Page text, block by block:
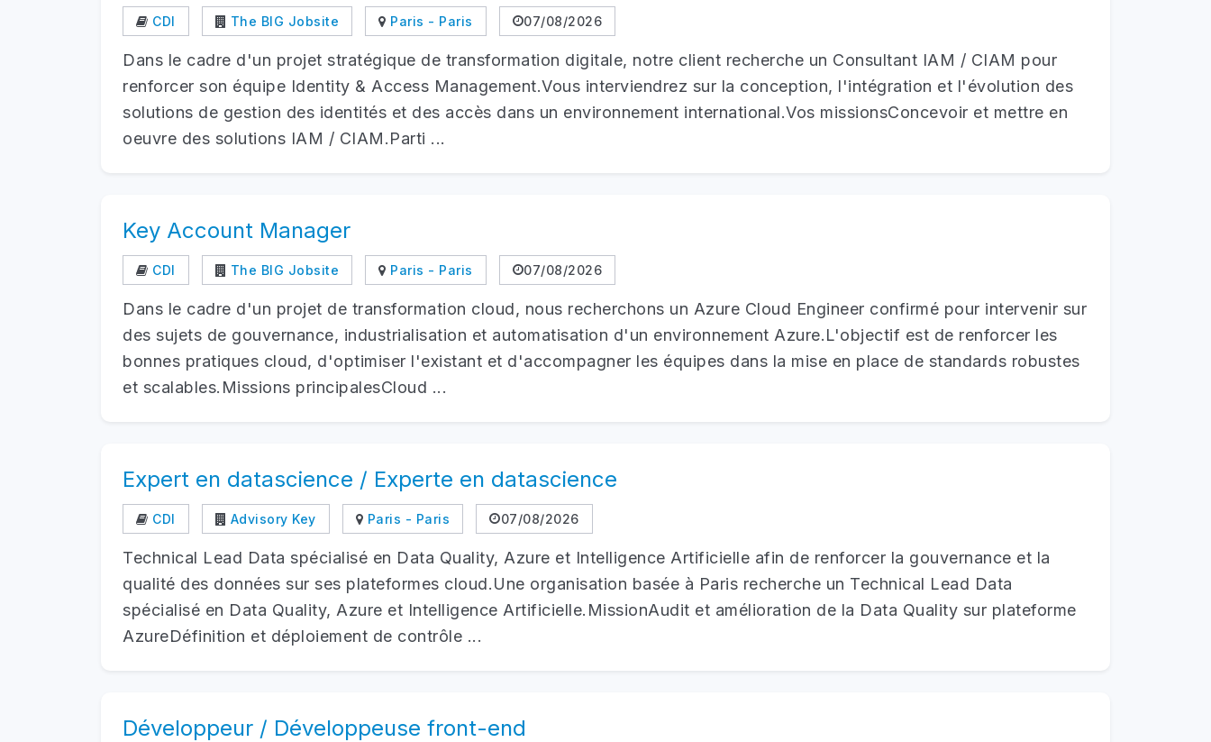
CDI The BIG Jobsite Paris - Paris 07/08/2026
Dans le cadre d'un projet stratégique de transformation digitale, notre client recherche un Consultant IAM / CIAM pour
renforcer son équipe Identity & Access Management.Vous interviendrez sur la conception, l'intégration et l'évolution des
solutions de gestion des identités et des accès dans un environnement international.Vos missionsConcevoir et mettre en
oeuvre des solutions IAM / CIAM.Parti ...
Key Account Manager
CDI The BIG Jobsite Paris - Paris 07/08/2026
Dans le cadre d'un projet de transformation cloud, nous recherchons un Azure Cloud Engineer confirmé pour intervenir sur
des sujets de gouvernance, industrialisation et automatisation d'un environnement Azure.L'objectif est de renforcer les
bonnes pratiques cloud, d'optimiser l'existant et d'accompagner les équipes dans la mise en place de standards robustes
et scalables.Missions principalesCloud ...
Expert en datascience / Experte en datascience
CDI Advisory Key Paris - Paris 07/08/2026
Technical Lead Data spécialisé en Data Quality, Azure et Intelligence Artificielle afin de renforcer la gouvernance et la
qualité des données sur ses plateformes cloud.Une organisation basée à Paris recherche un Technical Lead Data
spécialisé en Data Quality, Azure et Intelligence Artificielle.MissionAudit et amélioration de la Data Quality sur plateforme
AzureDéfinition et déploiement de contrôle ...
Développeur / Développeuse front-end